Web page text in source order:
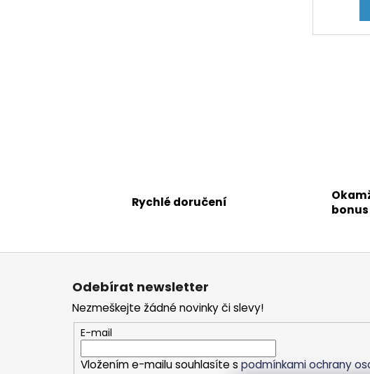
Rychlé doručení
bonus
Odebírat newsletter
Nezmeškejte žádné novinky či slevy!
E-mail
Vložením e-mailu souhlasíte spodmínkami ochrany